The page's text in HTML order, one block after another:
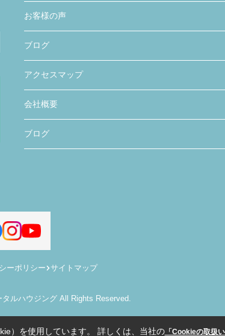
お客様の声
ブログ
アクセスマップ
会社概要
ブログ
ーポリシー サイトマップ
ルハウジング All Rights Reserved.
）を使用しています。 詳しくは、当社の「Cookieの取扱い